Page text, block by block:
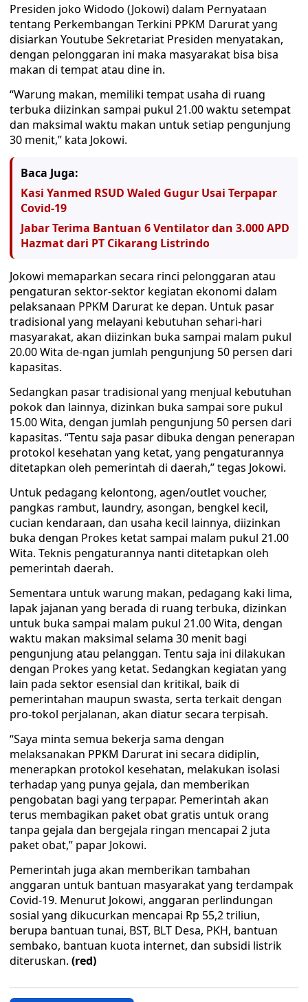
Presiden joko Widodo (Jokowi) dalam Pernyataan
tentang Perkembangan Terkini PPKM Darurat yang
disiarkan Youtube Sekretariat Presiden menyatakan,
dengan pelonggaran ini maka masyarakat bisa bisa
makan di tempat atau dine in.
“Warung makan, memiliki tempat usaha di ruang
terbuka diizinkan sampai pukul 21.00 waktu setempat
dan maksimal waktu makan untuk setiap pengunjung
30 menit,” kata Jokowi.
Baca Juga:
Kasi Yanmed RSUD Waled Gugur Usai Terpapar
Covid-19
Jabar Terima Bantuan 6 Ventilator dan 3.000 APD
Hazmat dari PT Cikarang Listrindo
Jokowi memaparkan secara rinci pelonggaran atau
pengaturan sektor-sektor kegiatan ekonomi dalam
pelaksanaan PPKM Darurat ke depan. Untuk pasar
tradisional yang melayani kebutuhan sehari-hari
masyarakat, akan diizinkan buka sampai malam pukul
20.00 Wita de-ngan jumlah pengunjung 50 persen dari
kapasitas.
Sedangkan pasar tradisional yang menjual kebutuhan
pokok dan lainnya, dizinkan buka sampai sore pukul
15.00 Wita, dengan jumlah pengunjung 50 persen dari
kapasitas. “Tentu saja pasar dibuka dengan penerapan
protokol kesehatan yang ketat, yang pengaturannya
ditetapkan oleh pemerintah di daerah,” tegas Jokowi.
Untuk pedagang kelontong, agen/outlet voucher,
pangkas rambut, laundry, asongan, bengkel kecil,
cucian kendaraan, dan usaha kecil lainnya, diizinkan
buka dengan Prokes ketat sampai malam pukul 21.00
Wita. Teknis pengaturannya nanti ditetapkan oleh
pemerintah daerah.
Sementara untuk warung makan, pedagang kaki lima,
lapak jajanan yang berada di ruang terbuka, dizinkan
untuk buka sampai malam pukul 21.00 Wita, dengan
waktu makan maksimal selama 30 menit bagi
pengunjung atau pelanggan. Tentu saja ini dilakukan
dengan Prokes yang ketat. Sedangkan kegiatan yang
lain pada sektor esensial dan kritikal, baik di
pemerintahan maupun swasta, serta terkait dengan
pro-tokol perjalanan, akan diatur secara terpisah.
“Saya minta semua bekerja sama dengan
melaksanakan PPKM Darurat ini secara didiplin,
menerapkan protokol kesehatan, melakukan isolasi
terhadap yang punya gejala, dan memberikan
pengobatan bagi yang terpapar. Pemerintah akan
terus membagikan paket obat gratis untuk orang
tanpa gejala dan bergejala ringan mencapai 2 juta
paket obat,” papar Jokowi.
Pemerintah juga akan memberikan tambahan
anggaran untuk bantuan masyarakat yang terdampak
Covid-19. Menurut Jokowi, anggaran perlindungan
sosial yang dikucurkan mencapai Rp 55,2 triliun,
berupa bantuan tunai, BST, BLT Desa, PKH, bantuan
sembako, bantuan kuota internet, dan subsidi listrik
diteruskan. (red)